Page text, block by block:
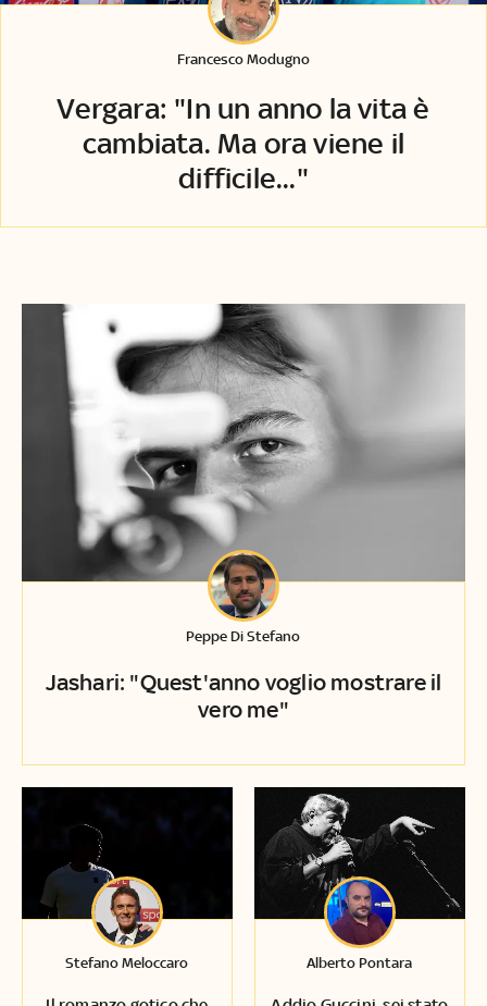
Vergara: "In un anno la vita è
cambiata. Ma ora viene il
difficile..."
Francesco Modugno
Jashari: "Quest'anno voglio mostrare il
vero me"
Peppe Di Stefano
Stefano Meloccaro Alberto Pontara